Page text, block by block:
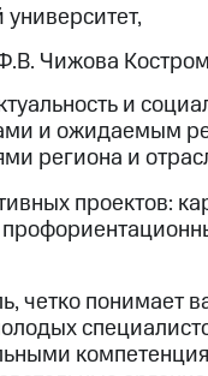
Чижова
и
и ожидаемым
региона и
проектов:
четко понимает